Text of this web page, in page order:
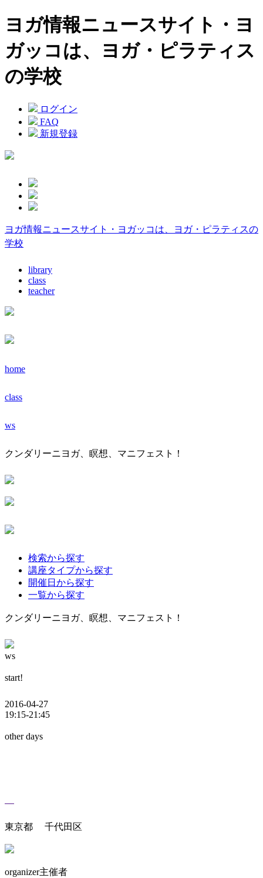
ヨガ情報ニュースサイト・ヨ
ガッコは、ヨガ・ピラティス
の学校
ログイン
FAQ
新規登録
ヨガ情報ニュースサイト・ヨガッコは、ヨガ・ピラティスの
学校
library
class
teacher
home
class
ws
クンダリーニヨガ、瞑想、マニフェスト！
検索から探す
講座タイプから探す
開催日から探す
一覧から探す
クンダリーニヨガ、瞑想、マニフェスト！
ws
start!
2016-04-27
19:15-21:45
other days
東京都 千代田区
organizer主催者